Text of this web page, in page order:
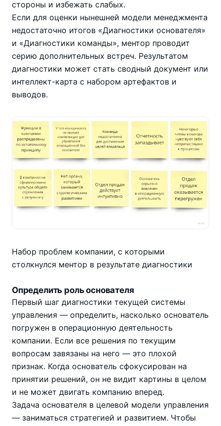
стороны и избежать слабых.
Если для оценки нынешней модели менеджмента
недостаточно итогов «Диагностики основателя»
и «Диагностики команды», ментор проводит
серию дополнительных встреч. Результатом
диагностики может стать сводный документ или
интеллект-карта с набором артефактов и
выводов.
Набор проблем компании, с которыми
столкнулся ментор в результате диагностики
Определить роль основателя
Первый шаг диагностики текущей системы
управления — определить, насколько основатель
погружен в операционную деятельность
компании. Если все решения по текущим
вопросам завязаны на него — это плохой
признак. Когда основатель сфокусирован на
принятии решений, он не видит картины в целом
и не может двигать компанию вперед.
Задача основателя в целевой модели управления
— заниматься стратегией и развитием. Чтобы